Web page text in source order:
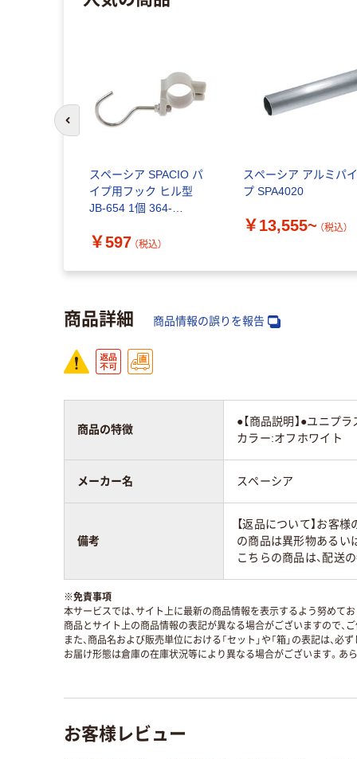
スペーシア SPACIO パ
イプ用フック ヒル型
JB-654 1個 364-
￥597 （税込）
スペーシア アルミパイ
プ SPA4020
￥13,555~ （税込）
前のスライドへ
商品詳細 商品情報の誤りを報告
商品の特徴
●【商品説明】●ユニプ
カラー:オフホワイト
メーカー名 スペーシア
備考
【返品について】お客
の商品は異形物あるい
こちらの商品は、配送
※免責事項
本サービスでは、サイト上に最新の商品情報を表示するよう努めてお
商品とサイト上の商品情報の表記が異なる場合がございますので、
また、商品名および販売単位における「セット」や「箱」の表記は、
お届け形態は倉庫の在庫状況等により異なる場合がございます。あ
お客様レビュー